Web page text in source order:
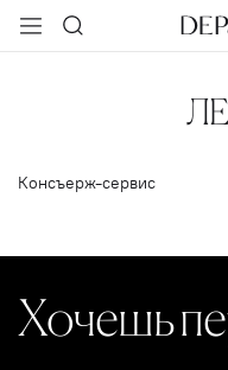
Консъерж-сервис
Хочешь